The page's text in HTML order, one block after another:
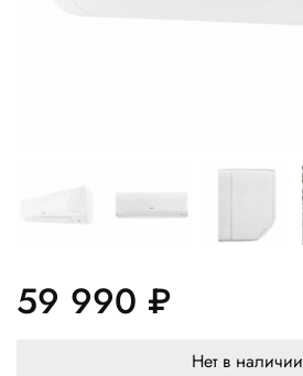
59 990 ₽
Нет в наличии